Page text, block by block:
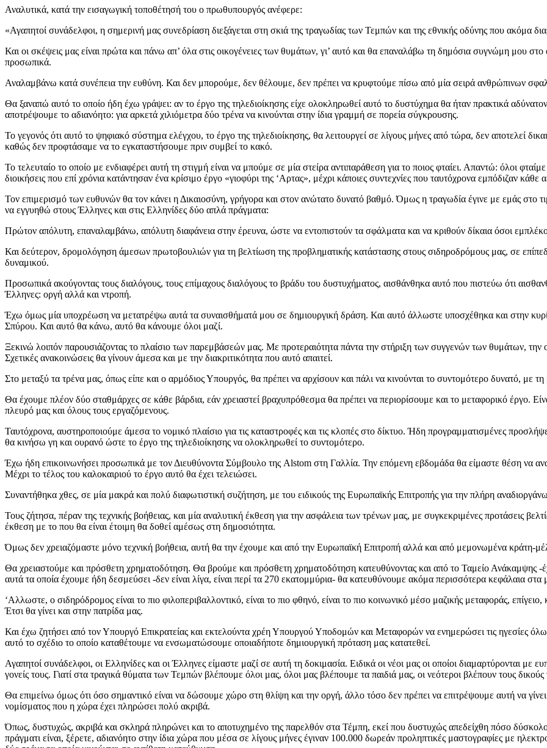
Αναλυτικά, κατά την εισαγωγική τοποθέτησή του ο πρωθυπουργός ανέφερε:
«Αγαπητοί συνάδελφοι, η σημερινή μας συνεδρίαση διεξάγεται στη σκιά της τραγωδίας των Τεμπών και της εθνικής οδύνης που ακόμα
Και οι σκέψεις μας είναι πρώτα και πάνω απ’ όλα στις οικογένειες των θυμάτων, γι’ αυτό και θα επαναλάβω τη δημόσια συγνώμη μου
προσωπικά.
Αναλαμβάνω κατά συνέπεια την ευθύνη. Και δεν μπορούμε, δεν θέλουμε, δεν πρέπει να κρυφτούμε πίσω από μία σειρά ανθρώπινων
Θα ξαναπώ αυτό το οποίο ήδη έχω γράψει: αν το έργο της τηλεδιοίκησης είχε ολοκληρωθεί αυτό το δυστύχημα θα ήταν πρακτικά
αποτρέψουμε το αδιανόητο: για αρκετά χιλιόμετρα δύο τρένα να κινούνται στην ίδια γραμμή σε πορεία σύγκρουσης.
Το γεγονός ότι αυτό το ψηφιακό σύστημα ελέγχου, το έργο της τηλεδιοίκησης, θα λειτουργεί σε λίγους μήνες από τώρα, δεν αποτελεί
καθώς δεν προφτάσαμε να το εγκαταστήσουμε πριν συμβεί το κακό.
Το τελευταίο το οποίο με ενδιαφέρει αυτή τη στιγμή είναι να μπούμε σε μία στείρα αντιπαράθεση για το ποιος φταίει. Απαντώ: όλοι
διοικήσεις που επί χρόνια κατάντησαν ένα κρίσιμο έργο «γιοφύρι της ‘Αρτας», μέχρι κάποιες συντεχνίες που ταυτόχρονα εμπόδιζαν
Τον επιμερισμό των ευθυνών θα τον κάνει η Δικαιοσύνη, γρήγορα και στον ανώτατο δυνατό βαθμό. Όμως η τραγωδία έγινε με εμάς
να εγγυηθώ στους Έλληνες και στις Ελληνίδες δύο απλά πράγματα:
Πρώτον απόλυτη, επαναλαμβάνω, απόλυτη διαφάνεια στην έρευνα, ώστε να εντοπιστούν τα σφάλματα και να κριθούν δίκαια όσοι
Και δεύτερον, δρομολόγηση άμεσων πρωτοβουλιών για τη βελτίωση της προβληματικής κατάστασης στους σιδηροδρόμους μας, σε
δυναμικού.
Προσωπικά ακούγοντας τους διαλόγους, τους επίμαχους διαλόγους το βράδυ του δυστυχήματος, αισθάνθηκα αυτό που πιστεύω ότι
Έλληνες: οργή αλλά και ντροπή.
Έχω όμως μία υποχρέωση να μετατρέψω αυτά τα συναισθήματά μου σε δημιουργική δράση. Και αυτό άλλωστε υποσχέθηκα και στην
Σπύρου. Και αυτό θα κάνω, αυτό θα κάνουμε όλοι μαζί.
Ξεκινώ λοιπόν παρουσιάζοντας το πλαίσιο των παρεμβάσεών μας. Με προτεραιότητα πάντα την στήριξη των συγγενών των θυμάτων, την
Σχετικές ανακοινώσεις θα γίνουν άμεσα και με την διακριτικότητα που αυτό απαιτεί.
Στο μεταξύ τα τρένα μας, όπως είπε και ο αρμόδιος Υπουργός, θα πρέπει να αρχίσουν και πάλι να κινούνται το συντομότερο δυνατό, με
Θα έχουμε πλέον δύο σταθμάρχες σε κάθε βάρδια, εάν χρειαστεί βραχυπρόθεσμα θα πρέπει να περιορίσουμε και το μεταφορικό έργο.
πλευρό μας και όλους τους εργαζόμενους.
Ταυτόχρονα, αυστηροποιούμε άμεσα το νομικό πλαίσιο για τις καταστροφές και τις κλοπές στο δίκτυο. Ήδη προγραμματισμένες
θα κινήσω γη και ουρανό ώστε το έργο της τηλεδιοίκησης να ολοκληρωθεί το συντομότερο.
Έχω ήδη επικοινωνήσει προσωπικά με τον Διευθύνοντα Σύμβουλο της Alstom στη Γαλλία. Την επόμενη εβδομάδα θα είμαστε θέση να
Μέχρι το τέλος του καλοκαιριού το έργο αυτό θα έχει τελειώσει.
Συναντήθηκα χθες, σε μία μακρά και πολύ διαφωτιστική συζήτηση, με του ειδικούς της Ευρωπαϊκής Επιτροπής για την πλήρη
Τους ζήτησα, πέραν της τεχνικής βοήθειας, και μία αναλυτική έκθεση για την ασφάλεια των τρένων μας, με συγκεκριμένες προτάσεις
έκθεση με το που θα είναι έτοιμη θα δοθεί αμέσως στη δημοσιότητα.
Όμως δεν χρειαζόμαστε μόνο τεχνική βοήθεια, αυτή θα την έχουμε και από την Ευρωπαϊκή Επιτροπή αλλά και από μεμονωμένα κράτη-
Θα χρειαστούμε και πρόσθετη χρηματοδότηση. Θα βρούμε και πρόσθετη χρηματοδότηση κατευθύνοντας και από το Ταμείο Ανάκαμψης -
αυτά τα οποία έχουμε ήδη δεσμεύσει -δεν είναι λίγα, είναι περί τα 270 εκατομμύρια- θα κατευθύνουμε ακόμα περισσότερα κεφάλαια στα
‘Αλλωστε, ο σιδηρόδρομος είναι το πιο φιλοπεριβαλλοντικό, είναι το πιο φθηνό, είναι το πιο κοινωνικό μέσο μαζικής μεταφοράς,
Έτσι θα γίνει και στην πατρίδα μας.
Και έχω ζητήσει από τον Υπουργό Επικρατείας και εκτελούντα χρέη Υπουργού Υποδομών και Μεταφορών να ενημερώσει τις ηγεσίες
αυτό το σχέδιο το οποίο καταθέτουμε να ενσωματώσουμε οποιαδήποτε δημιουργική πρόταση μας κατατεθεί.
Αγαπητοί συνάδελφοι, οι Ελληνίδες και οι Έλληνες είμαστε μαζί σε αυτή τη δοκιμασία. Ειδικά οι νέοι μας οι οποίοι διαμαρτύρονται με
γονείς τους. Γιατί στα τραγικά θύματα των Τεμπών βλέπουμε όλοι μας, όλοι μας βλέπουμε τα παιδιά μας, οι νεότεροι βλέπουν τους δικούς
Θα επιμείνω όμως ότι όσο σημαντικό είναι να δώσουμε χώρο στη θλίψη και την οργή, άλλο τόσο δεν πρέπει να επιτρέψουμε αυτή να γίνει
νομίσματος που η χώρα έχει πληρώσει πολύ ακριβά.
Όπως, δυστυχώς, ακριβά και σκληρά πληρώνει και το αποτυχημένο της παρελθόν στα Τέμπη, εκεί που δυστυχώς απεδείχθη πόσο
πράγματι είναι, ξέρετε, αδιανόητο στην ίδια χώρα που μέσα σε λίγους μήνες έγιναν 100.000 δωρεάν προληπτικές μαστογραφίες με